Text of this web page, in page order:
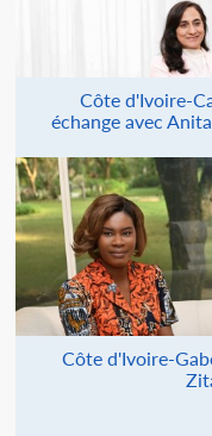
Côte d'Ivoire-
échange avec
Côte d'Ivoire-